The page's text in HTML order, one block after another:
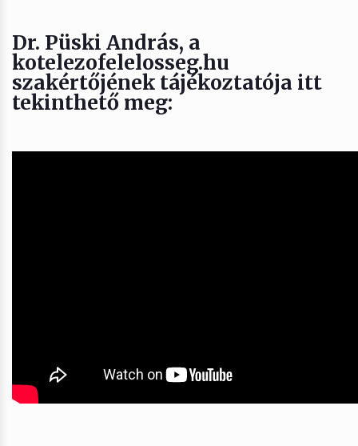
Dr. Püski András, a
kotelezofelelosseg.hu
szakértőjének tájékoztatója itt
tekinthető meg: